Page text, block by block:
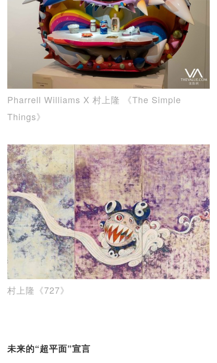
Pharrell Williams X 村上隆 《The Simple
Things》
村上隆《727》
未来的“超平面”宣言